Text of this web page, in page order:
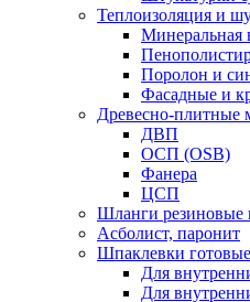
Теплоизоляция и
Минеральная
Поролон и
Фасадные и
Древесно-плитные
ДВП
ОСП (OSB)
Фанера
ЦСП
Шланги резиновые
Асболист, паронит
Шпаклевки готовые
Для
Для